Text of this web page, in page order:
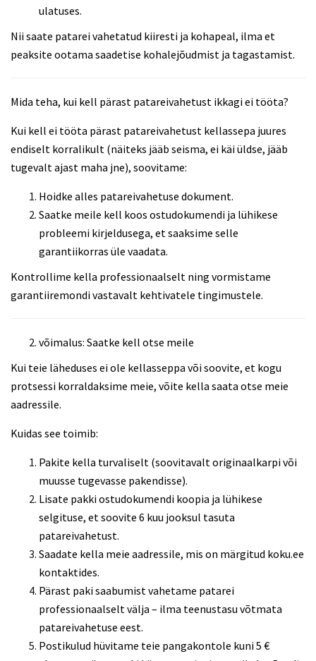
ulatuses.
Nii saate patarei vahetatud kiiresti ja kohapeal, ilma et
peaksite ootama saadetise kohalejõudmist ja tagastamist.
Mida teha, kui kell pärast patareivahetust ikkagi ei tööta?
Kui kell ei tööta pärast patareivahetust kellassepa juures
endiselt korralikult (näiteks jääb seisma, ei käi üldse, jääb
tugevalt ajast maha jne), soovitame:
Hoidke alles patareivahetuse dokument.
Saatke meile kell koos ostudokumendi ja lühikese
probleemi kirjeldusega, et saaksime selle
garantiikorras üle vaadata.
Kontrollime kella professionaalselt ning vormistame
garantiiremondi vastavalt kehtivatele tingimustele.
võimalus: Saatke kell otse meile
Kui teie läheduses ei ole kellasseppa või soovite, et kogu
protsessi korraldaksime meie, võite kella saata otse meie
aadressile.
Kuidas see toimib:
Pakite kella turvaliselt (soovitavalt originaalkarpi või
muusse tugevasse pakendisse).
Lisate pakki ostudokumendi koopia ja lühikese
selgituse, et soovite 6 kuu jooksul tasuta
patareivahetust.
Saadate kella meie aadressile, mis on märgitud koku.ee
kontaktides.
Pärast paki saabumist vahetame patarei
professionaalselt välja – ilma teenustasu võtmata
patareivahetuse eest.
Postikulud hüvitame teie pangakontole kuni 5 €